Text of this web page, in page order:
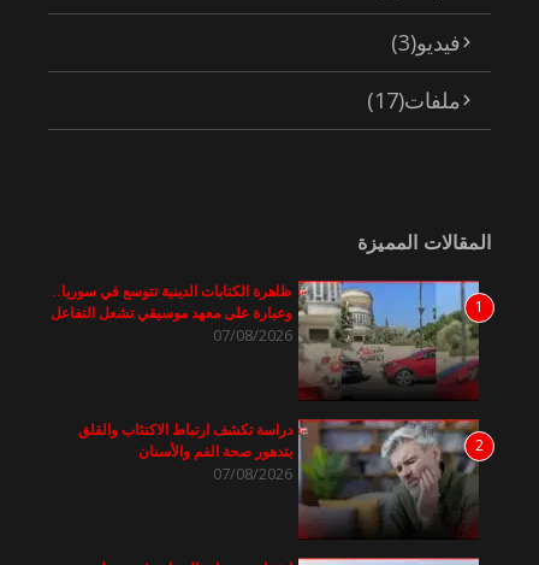
فيديو(3)
ملفات(17)
المقالات المميزة
1
ظاهرة الكتابات الدينية تتوسع في سوريا..
وعبارة على معهد موسيقي تشعل التفاعل
07/08/2026
2
دراسة تكشف ارتباط الاكتئاب والقلق
بتدهور صحة الفم والأسنان
07/08/2026